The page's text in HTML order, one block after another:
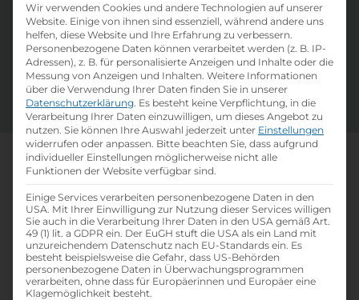
Täglich neue Lehrstelleninserate und eine
Vielzahl an verfügbaren Ausbildungsplätzen in
Österreich warten auf dich! Nutze unsere Filter
und Suchfelder um deine passsende Lehrstelle
zu finden. Viel Erfolg!
Mach, was dich wirklich
weiterbringt
Wir verwenden Cookies und andere Technologien auf unserer
Website. Einige von ihnen sind essenziell, während andere uns
helfen, diese Website und Ihre Erfahrung zu verbessern.
Personenbezogene Daten können verarbeitet werden (z. B. IP-
Adressen), z. B. für personalisierte Anzeigen und Inhalte oder die
Messung von Anzeigen und Inhalten. Weitere Informationen
über die Verwendung Ihrer Daten finden Sie in unserer
Datenschutzerklärung. Es besteht keine Verpflichtung, in die
Verarbeitung Ihrer Daten einzuwilligen, um dieses Angebot zu
nutzen. Sie können Ihre Auswahl jederzeit unter Einstellungen
widerrufen oder anpassen. Bitte beachten Sie, dass aufgrund
individueller Einstellungen möglicherweise nicht alle
Funktionen der Website verfügbar sind.
Einige Services verarbeiten personenbezogene Daten in den
USA. Mit Ihrer Einwilligung zur Nutzung dieser Services willigen
Sie auch in die Verarbeitung Ihrer Daten in den USA gemäß Art.
49 (1) lit. a GDPR ein. Der EuGH stuft die USA als ein Land mit
unzureichendem Datenschutz nach EU-Standards ein. Es
besteht beispielsweise die Gefahr, dass US-Behörden
personenbezogene Daten in Überwachungsprogrammen
verarbeiten, ohne dass für Europäerinnen und Europäer eine
Klagemöglichkeit besteht.